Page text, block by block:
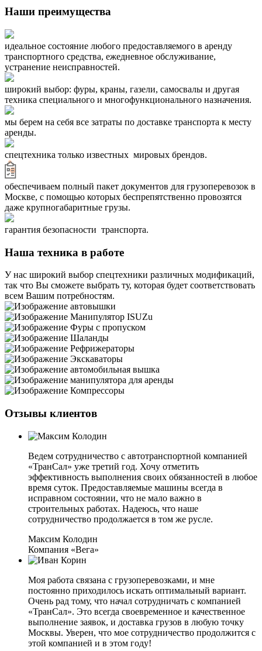
Наши преимущества
идеальное состояние любого предоставляемого в аренду
транспортного средства, ежедневное обслуживание,
устранение неисправностей.
широкий выбор: фуры, краны, газели, самосвалы и другая
техника специального и многофункционального назначения.
мы берем на себя все затраты по доставке транспорта к месту
аренды.
спецтехника только известных мировых брендов.
обеспечиваем полный пакет документов для грузоперевозок в
Москве, с помощью которых беспрепятственно провозятся
даже крупногабаритные грузы.
гарантия безопасности транспорта.
Наша техника в работе
У нас широкий выбор спецтехники различных модификаций,
так что Вы сможете выбрать ту, которая будет соответствовать
всем Вашим потребностям.
Отзывы клиентов
Ведем сотрудничество с автотранспортной компанией
«ТранСал» уже третий год. Хочу отметить
эффективность выполнения своих обязанностей в любое
время суток. Предоставляемые машины всегда в
исправном состоянии, что не мало важно в
строительных работах. Надеюсь, что наше
сотрудничество продолжается в том же русле.
Максим Колодин
Компания «Вега»
Моя работа связана с грузоперевозками, и мне
постоянно приходилось искать оптимальный вариант.
Очень рад тому, что начал сотрудничать с компанией
«ТранСал». Это всегда своевременное и качественное
выполнение заявок, и доставка грузов в любую точку
Москвы. Уверен, что мое сотрудничество продолжится с
этой компанией и в этом году!